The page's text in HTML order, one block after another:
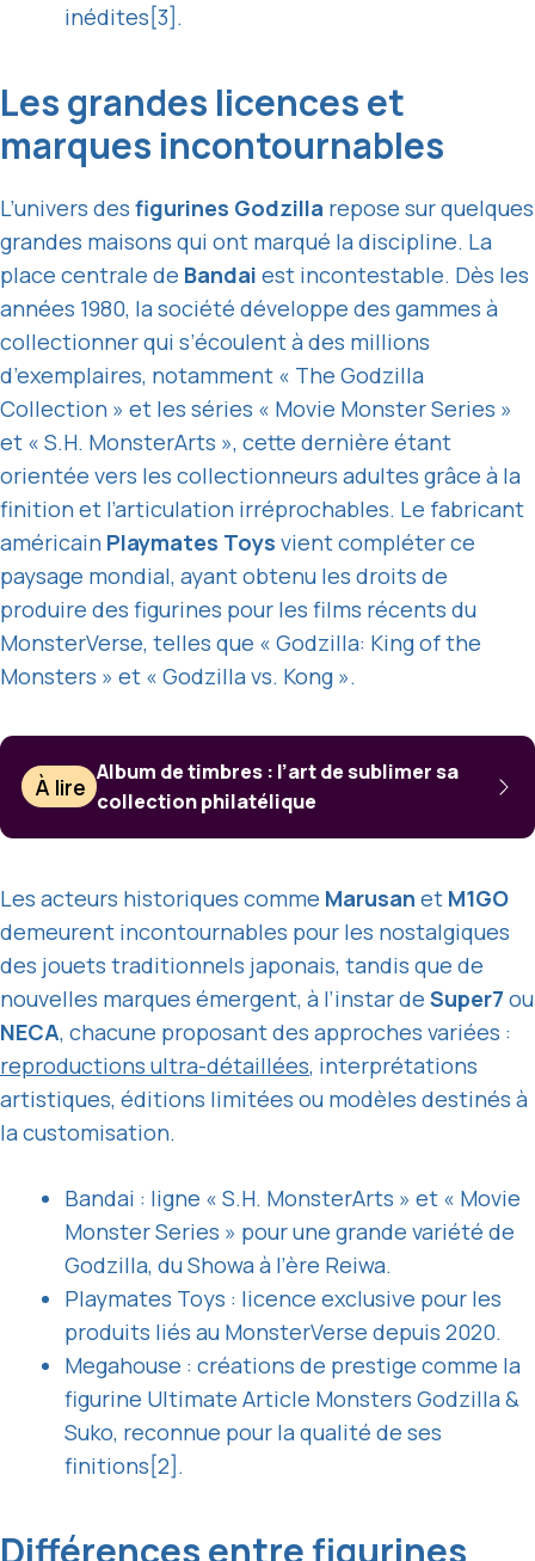
inédites[3].
Les grandes licences et
marques incontournables
L’univers des figurines Godzilla repose sur quelques
grandes maisons qui ont marqué la discipline. La
place centrale de Bandai est incontestable. Dès les
années 1980, la société développe des gammes à
collectionner qui s’écoulent à des millions
d’exemplaires, notamment « The Godzilla
Collection » et les séries « Movie Monster Series »
et « S.H. MonsterArts », cette dernière étant
orientée vers les collectionneurs adultes grâce à la
finition et l’articulation irréprochables. Le fabricant
américain Playmates Toys vient compléter ce
paysage mondial, ayant obtenu les droits de
produire des figurines pour les films récents du
MonsterVerse, telles que « Godzilla: King of the
Monsters » et « Godzilla vs. Kong ».
À lire
Album de timbres : l’art de sublimer sa
collection philatélique
Les acteurs historiques comme Marusan et M1GO
demeurent incontournables pour les nostalgiques
des jouets traditionnels japonais, tandis que de
nouvelles marques émergent, à l’instar de Super7 ou
NECA, chacune proposant des approches variées :
reproductions ultra-détaillées, interprétations
artistiques, éditions limitées ou modèles destinés à
la customisation.
Bandai : ligne « S.H. MonsterArts » et « Movie
Monster Series » pour une grande variété de
Godzilla, du Showa à l’ère Reiwa.
Playmates Toys : licence exclusive pour les
produits liés au MonsterVerse depuis 2020.
Megahouse : créations de prestige comme la
figurine Ultimate Article Monsters Godzilla &
Suko, reconnue pour la qualité de ses
finitions[2].
Différences entre figurines